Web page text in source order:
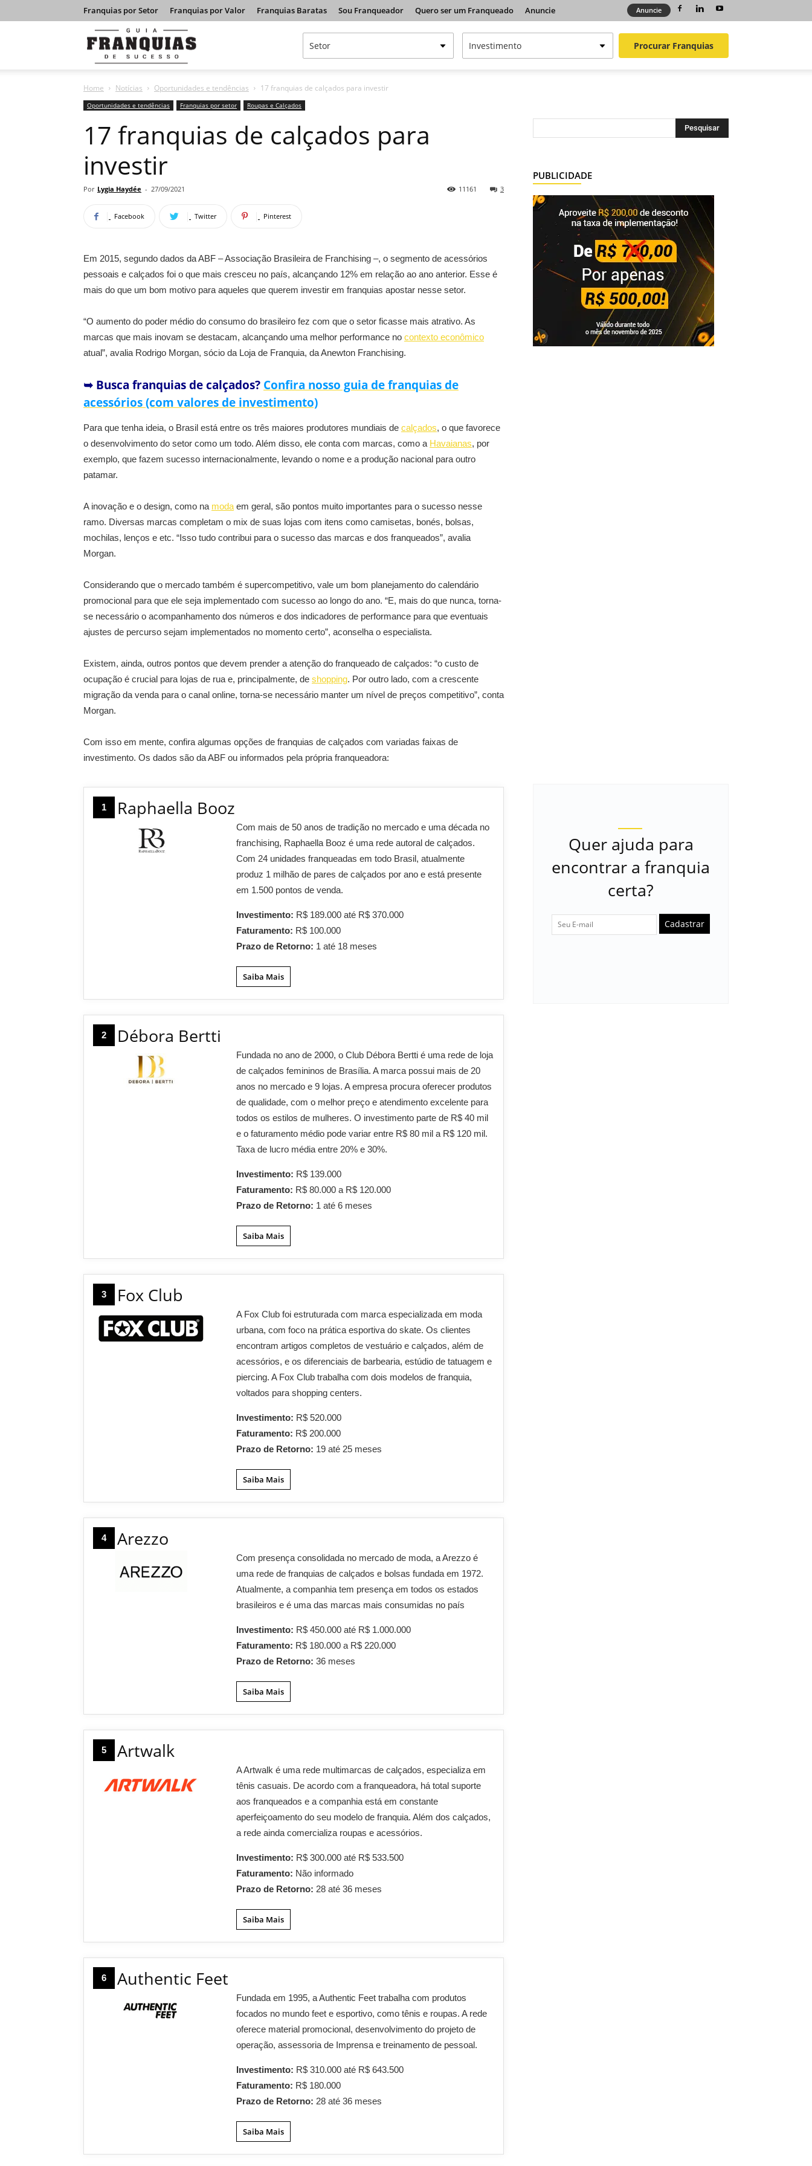
Franquias por Setor Franquias por Valor Franquias Baratas Sou Franqueador Quero ser um Franqueado Anuncie Anuncie
Franquias
de
Procurar Franquias
Home Notícias Oportunidades e tendências 17 franquias de calçados para investir
Oportunidades e tendências Franquias por setor Roupas e Calçados
17 franquias de calçados para
investir
Por Lygia Haydée - 27/09/2021 3
11161
Facebook Twitter Pinterest
Em 2015, segundo dados da ABF – Associação Brasileira de Franchising –, o segmento de acessórios
pessoais e calçados foi o que mais cresceu no país, alcançando 12% em relação ao ano anterior. Esse é
mais do que um bom motivo para aqueles que querem investir em franquias apostar nesse setor.
“O aumento do poder médio do consumo do brasileiro fez com que o setor ficasse mais atrativo. As
marcas que mais inovam se destacam, alcançando uma melhor performance no contexto econômico
atual”, avalia Rodrigo Morgan, sócio da Loja de Franquia, da Anewton Franchising.
➥ Busca franquias de calçados? Confira nosso guia de franquias de
acessórios (com valores de investimento)
Para que tenha ideia, o Brasil está entre os três maiores produtores mundiais de calçados, o que favorece
o desenvolvimento do setor como um todo. Além disso, ele conta com marcas, como a Havaianas, por
exemplo, que fazem sucesso internacionalmente, levando o nome e a produção nacional para outro
patamar.
A inovação e o design, como na moda em geral, são pontos muito importantes para o sucesso nesse
ramo. Diversas marcas completam o mix de suas lojas com itens como camisetas, bonés, bolsas,
mochilas, lenços e etc. “Isso tudo contribui para o sucesso das marcas e dos franqueados”, avalia
Morgan.
Considerando que o mercado também é supercompetitivo, vale um bom planejamento do calendário
promocional para que ele seja implementado com sucesso ao longo do ano. “E, mais do que nunca, torna-
se necessário o acompanhamento dos números e dos indicadores de performance para que eventuais
ajustes de percurso sejam implementados no momento certo”, aconselha o especialista.
Existem, ainda, outros pontos que devem prender a atenção do franqueado de calçados: “o custo de
ocupação é crucial para lojas de rua e, principalmente, de shopping. Por outro lado, com a crescente
migração da venda para o canal online, torna-se necessário manter um nível de preços competitivo”, conta
Morgan.
Com isso em mente, confira algumas opções de franquias de calçados com variadas faixas de
investimento. Os dados são da ABF ou informados pela própria franqueadora:
1 Raphaella Booz
Com mais de 50 anos de tradição no mercado e uma década no
franchising, Raphaella Booz é uma rede autoral de calçados.
Com 24 unidades franqueadas em todo Brasil, atualmente
produz 1 milhão de pares de calçados por ano e está presente
em 1.500 pontos de venda.
Investimento: R$ 189.000 até R$ 370.000
Faturamento: R$ 100.000
Prazo de Retorno: 1 até 18 meses
Saiba Mais
2 Débora Bertti
Fundada no ano de 2000, o Club Débora Bertti é uma rede de loja
de calçados femininos de Brasília. A marca possui mais de 20
anos no mercado e 9 lojas. A empresa procura oferecer produtos
de qualidade, com o melhor preço e atendimento excelente para
todos os estilos de mulheres. O investimento parte de R$ 40 mil
e o faturamento médio pode variar entre R$ 80 mil a R$ 120 mil.
Taxa de lucro média entre 20% e 30%.
Investimento: R$ 139.000
Faturamento: R$ 80.000 a R$ 120.000
Prazo de Retorno: 1 até 6 meses
Saiba Mais
3 Fox Club
A Fox Club foi estruturada com marca especializada em moda
urbana, com foco na prática esportiva do skate. Os clientes
encontram artigos completos de vestuário e calçados, além de
acessórios, e os diferenciais de barbearia, estúdio de tatuagem e
piercing. A Fox Club trabalha com dois modelos de franquia,
voltados para shopping centers.
Investimento: R$ 520.000
Faturamento: R$ 200.000
Prazo de Retorno: 19 até 25 meses
Saiba Mais
4 Arezzo
Com presença consolidada no mercado de moda, a Arezzo é
uma rede de franquias de calçados e bolsas fundada em 1972.
Atualmente, a companhia tem presença em todos os estados
brasileiros e é uma das marcas mais consumidas no país
Investimento: R$ 450.000 até R$ 1.000.000
Faturamento: R$ 180.000 a R$ 220.000
Prazo de Retorno:36 meses
Saiba Mais
5 Artwalk
A Artwalk é uma rede multimarcas de calçados, especializa em
tênis casuais. De acordo com a franqueadora, há total suporte
aos franqueados e a companhia está em constante
aperfeiçoamento do seu modelo de franquia. Além dos calçados,
a rede ainda comercializa roupas e acessórios.
Investimento: R$ 300.000 até R$ 533.500
Faturamento: Não informado
Prazo de Retorno: 28 até 36 meses
Saiba Mais
6 Authentic Feet
Fundada em 1995, a Authentic Feet trabalha com produtos
focados no mundo feet e esportivo, como tênis e roupas. A rede
oferece material promocional, desenvolvimento do projeto de
operação, assessoria de Imprensa e treinamento de pessoal.
Investimento: R$ 310.000 até R$ 643.500
Faturamento: R$ 180.000
Prazo de Retorno: 28 até 36 meses
Saiba Mais
PUBLICIDADE
Quer ajuda para
encontrar a franquia
certa?
Cadastrar